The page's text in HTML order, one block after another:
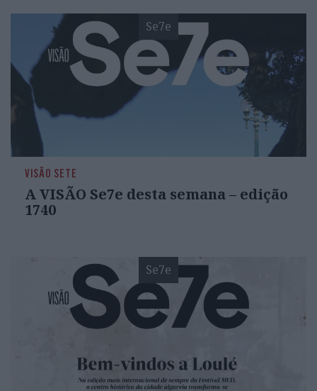
Se7e
VISÃO SETE
A VISÃO Se7e desta semana – edição
1740
Se7e